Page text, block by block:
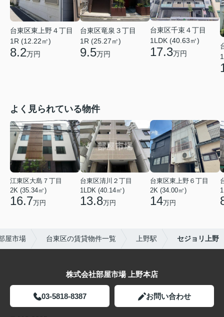
台東区東上野４丁目
1R (12.22㎡)
8.2万円
台東区竜泉３丁目
1R (25.27㎡)
9.5万円
台東区千束４丁目
1LDK (40.63㎡)
17.3万円
よく見られている物件
江東区大島７丁目
2K (35.34㎡)
16.7万円
台東区清川２丁目
1LDK (40.14㎡)
13.8万円
台東区東上野６丁目
2K (34.00㎡)
14万円
屋市場 台東区の賃貸物件一覧 上野駅 セジョリ上野
株式会社部屋市場 上野本店
03-5818-8387 お問い合わせ